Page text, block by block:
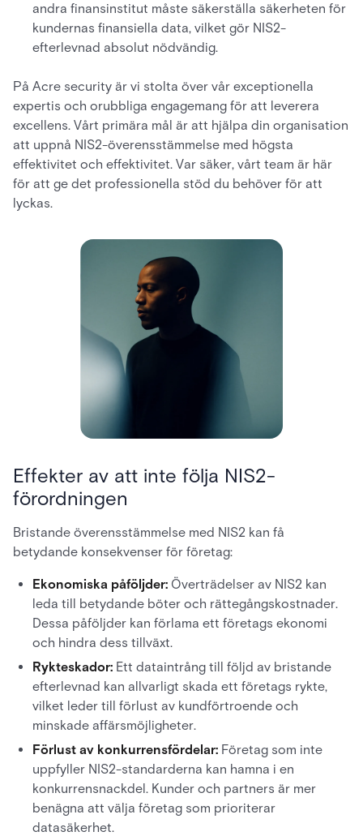
andra finansinstitut måste säkerställa säkerheten för
kundernas finansiella data, vilket gör NIS2-
efterlevnad absolut nödvändig.
På Acre security är vi stolta över vår exceptionella
expertis och orubbliga engagemang för att leverera
excellens. Vårt primära mål är att hjälpa din organisation
att uppnå NIS2-överensstämmelse med högsta
effektivitet och effektivitet. Var säker, vårt team är här
för att ge det professionella stöd du behöver för att
lyckas.
Effekter av att inte följa NIS2-
förordningen
Bristande överensstämmelse med NIS2 kan få
betydande konsekvenser för företag:
Ekonomiska påföljder: Överträdelser av NIS2 kan
leda till betydande böter och rättegångskostnader.
Dessa påföljder kan förlama ett företags ekonomi
och hindra dess tillväxt.
Rykteskador: Ett dataintrång till följd av bristande
efterlevnad kan allvarligt skada ett företags rykte,
vilket leder till förlust av kundförtroende och
minskade affärsmöjligheter.
Förlust av konkurrensfördelar: Företag som inte
uppfyller NIS2-standarderna kan hamna i en
konkurrensnackdel. Kunder och partners är mer
benägna att välja företag som prioriterar
datasäkerhet.